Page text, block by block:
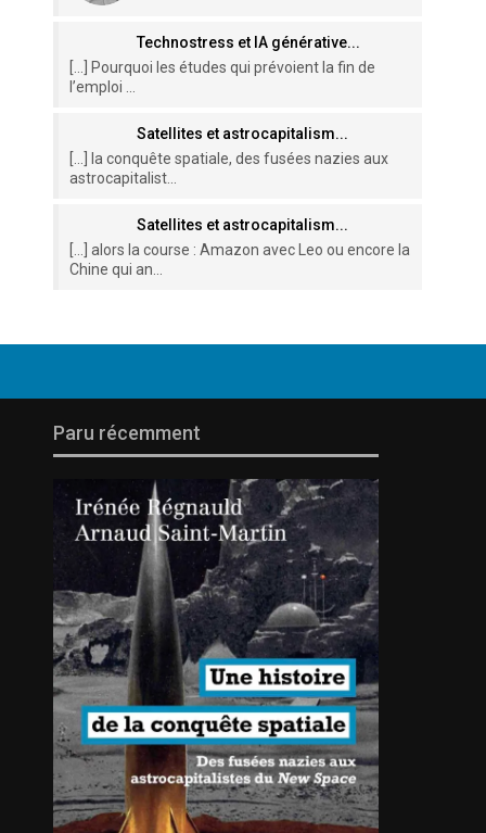
Technostress et IA générative...
[…] Pourquoi les études qui prévoient la fin de
l’emploi ...
Satellites et astrocapitalism...
[…] la conquête spatiale, des fusées nazies aux
astrocapitalist...
Satellites et astrocapitalism...
[…] alors la course : Amazon avec Leo ou encore la
Chine qui an...
Paru récemment